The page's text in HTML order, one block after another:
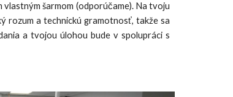
šarmom (odporúčame). Na tvoju
rozum a technickú gramotnosť, takže sa
a tvojou úlohou bude v spolupráci s